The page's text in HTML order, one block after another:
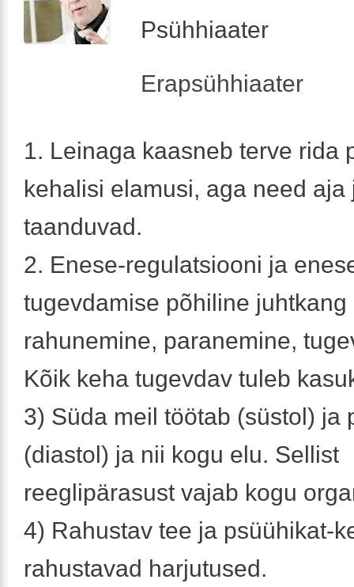
Psühhiaater
Erapsühhiaater
1. Leinaga kaasneb terve rida
kehalisi elamusi, aga need aja
taanduvad.
2. Enese-regulatsiooni ja
tugevdamise põhiline
rahunemine, paranemine,
Kõik keha tugevdav tuleb
3) Süda meil töötab (süstol) ja
(diastol) ja nii kogu elu. Sellist
reeglipärasust vajab kogu
4) Rahustav tee ja psüühikat-
rahustavad harjutused.